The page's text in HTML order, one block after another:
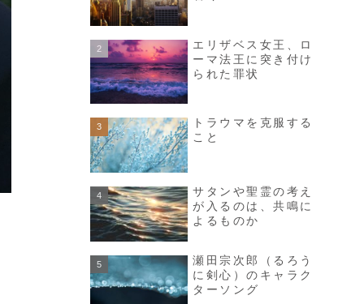
エリザベス女王、ロ
ーマ法王に突き付け
られた罪状
トラウマを克服する
こと
サタンや聖霊の考え
が入るのは、共鳴に
よるものか
瀬田宗次郎（るろう
に剣心）のキャラク
ターソング